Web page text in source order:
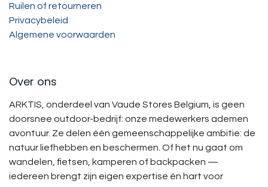
Ruilen of retourneren
Privacybeleid
Algemene voorwaarden
Over ons
ARKTIS, onderdeel van Vaude Stores Belgium, is geen
doorsnee outdoor-bedrijf: onze medewerkers ademen
avontuur. Ze delen één gemeenschappelijke ambitie: de
natuur liefhebben en beschermen. Of het nu gaat om
wandelen, fietsen, kamperen of backpacken —
iedereen brengt zijn eigen expertise én hart voor